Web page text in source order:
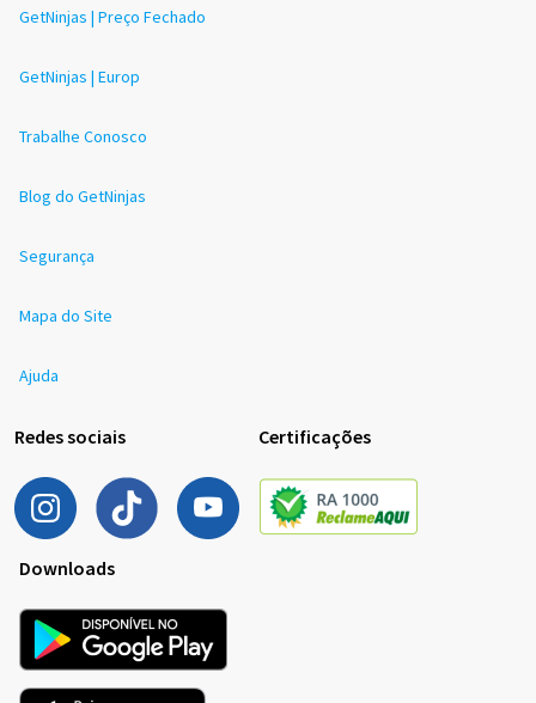
GetNinjas | Preço Fechado
GetNinjas | Europ
Trabalhe Conosco
Blog do GetNinjas
Segurança
Mapa do Site
Ajuda
Redes sociais Certificações
Downloads